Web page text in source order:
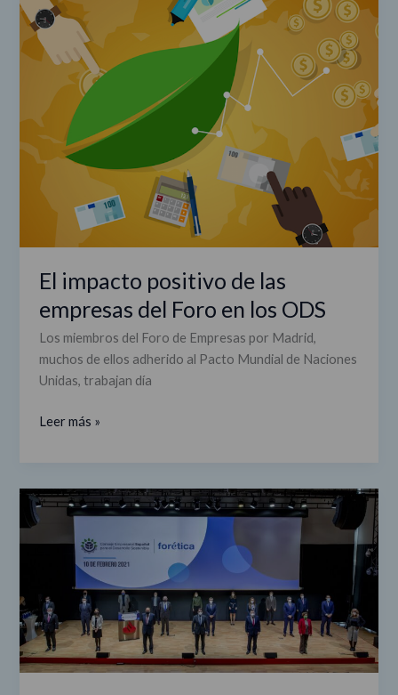
El impacto positivo de las
empresas del Foro en los ODS
Los miembros del Foro de Empresas por Madrid,
muchos de ellos adherido al Pacto Mundial de Naciones
Unidas, trabajan día
impacto
positivo
de
empresas
del
Foro
en
los
ODS
Leer más »
Varias
empresas
del
forman
parte
del
nuevo
Consejo